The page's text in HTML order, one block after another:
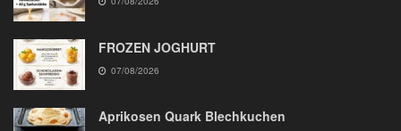
FROZEN JOGHURT
07/08/2026
Aprikosen Quark Blechkuchen